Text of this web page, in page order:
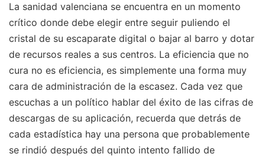
La sanidad valenciana se encuentra en un momento
crítico donde debe elegir entre seguir puliendo el
cristal de su escaparate digital o bajar al barro y dotar
de recursos reales a sus centros. La eficiencia que no
cura no es eficiencia, es simplemente una forma muy
cara de administración de la escasez. Cada vez que
escuchas a un político hablar del éxito de las cifras de
descargas de su aplicación, recuerda que detrás de
cada estadística hay una persona que probablemente
se rindió después del quinto intento fallido de